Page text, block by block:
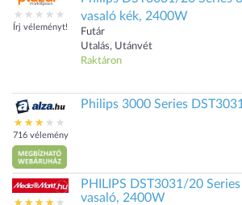
Írj véleményt!
vasaló kék, 2400W
Futár
Utalás, Utánvét
Raktáron
716 vélemény
Philips 3000 Series
PHILIPS DST3031/20
vasaló, 2400W